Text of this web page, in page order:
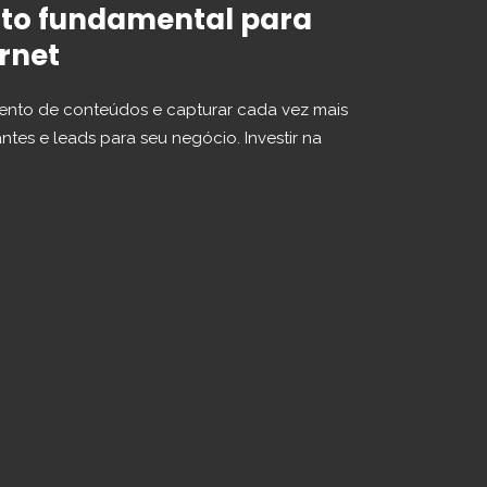
fundamental para
de conteúdos e capturar cada vez mais
e leads para seu negócio. Investir na